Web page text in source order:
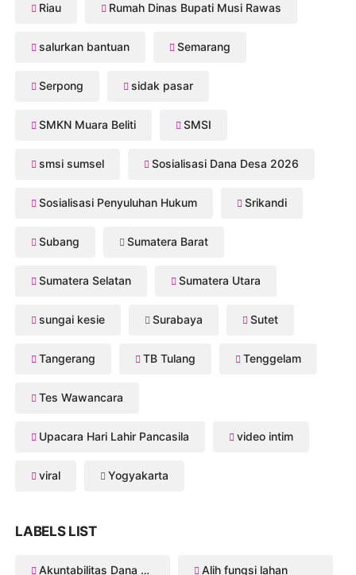
Riau Rumah Dinas Bupati Musi Rawas
salurkan bantuan Semarang
Serpong sidak pasar
SMKN Muara Beliti SMSI
smsi sumsel Sosialisasi Dana Desa 2026
Sosialisasi Penyuluhan Hukum Srikandi
Subang Sumatera Barat
Sumatera Selatan Sumatera Utara
sungai kesie Surabaya Sutet
Tangerang TB Tulang Tenggelam
Tes Wawancara
Upacara Hari Lahir Pancasila video intim
viral Yogyakarta
LABELS LIST
Akuntabilitas Dana Desa Alih fungsi lahan